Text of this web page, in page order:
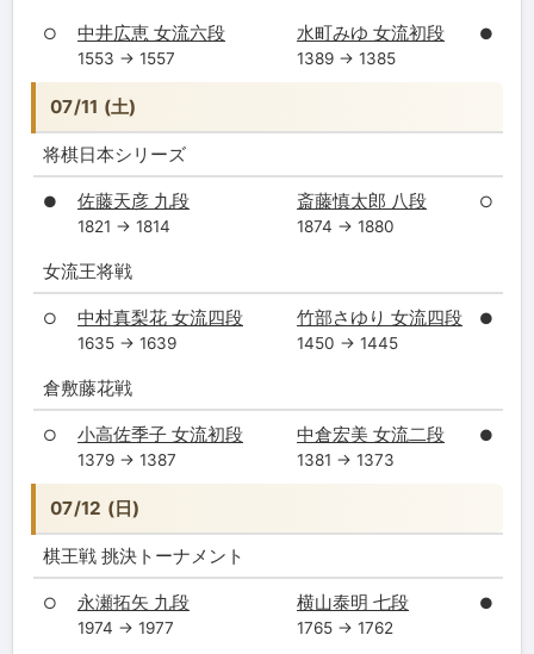
○ 中井広恵 女流六段
1553 → 1557
水町みゆ 女流初段
1389 → 1385
●
07/11 (土)
将棋日本シリーズ
● 佐藤天彦 九段
1821 → 1814
斎藤慎太郎 八段
1874 → 1880
○
女流王将戦
○ 中村真梨花 女流四段
1635 → 1639
竹部さゆり 女流四段
1450 → 1445
●
倉敷藤花戦
○ 小高佐季子 女流初段
1379 → 1387
中倉宏美 女流二段
1381 → 1373
●
07/12 (日)
棋王戦 挑決トーナメント
○ 永瀬拓矢 九段
1974 → 1977
横山泰明 七段
1765 → 1762
●